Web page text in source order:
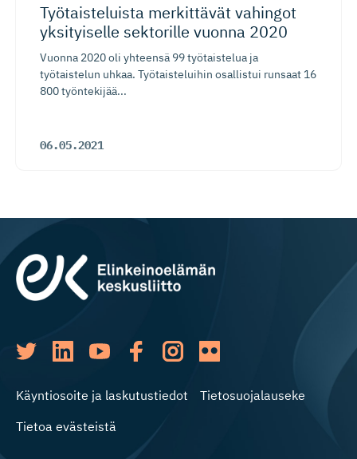
Työtaiste­luista merkittävät vahingot
yksityiselle sektorille vuonna 2020
Vuonna 2020 oli yhteensä 99 työtaistelua ja
työtaistelun uhkaa. Työtaisteluihin osallistui runsaat 16
800 työntekijää...
06.05.2021
Käyntiosoite ja laskutustiedot
Tietosuojalauseke
Tietoa evästeistä